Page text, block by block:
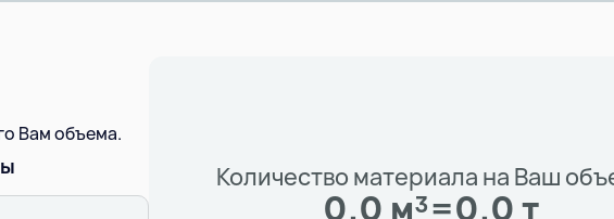
Вам объема.
Количество материала на Ваш
0.0 м³=0.0 т